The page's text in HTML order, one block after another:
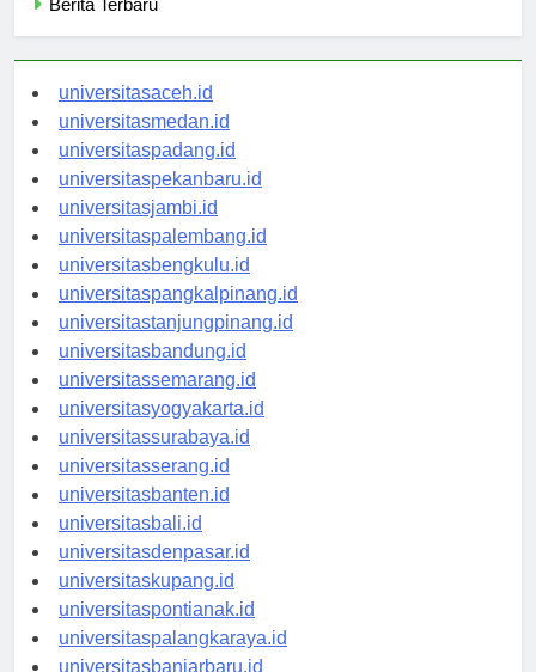
universitasaceh.id
universitasmedan.id
universitaspadang.id
universitaspekanbaru.id
universitasjambi.id
universitaspalembang.id
universitasbengkulu.id
universitaspangkalpinang.id
universitastanjungpinang.id
universitasbandung.id
universitassemarang.id
universitasyogyakarta.id
universitassurabaya.id
universitasserang.id
universitasbanten.id
universitasbali.id
universitasdenpasar.id
universitaskupang.id
universitaspontianak.id
universitaspalangkaraya.id